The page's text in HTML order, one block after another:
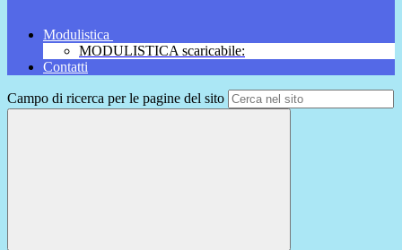
Modulistica
MODULISTICA scaricabile:
Contatti
Campo di ricerca per le pagine del sito